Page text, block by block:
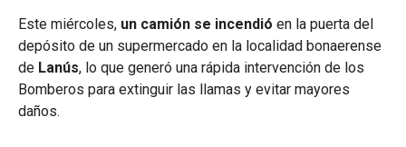
Este miércoles, un camión se incendió en la puerta del
depósito de un supermercado en la localidad bonaerense
de Lanús, lo que generó una rápida intervención de los
Bomberos para extinguir las llamas y evitar mayores
daños.